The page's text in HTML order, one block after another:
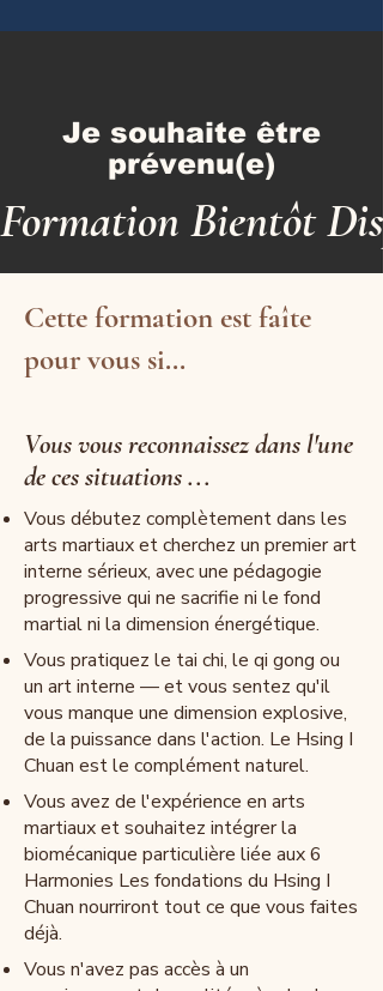
Je souhaite être
prévenu(e)
Formation Bientôt
Cette formation est faîte
pour vous si...
Vous vous reconnaissez dans l'une
de ces situations ...
Vous débutez complètement dans les
arts martiaux et cherchez un premier art
interne sérieux, avec une pédagogie
progressive qui ne sacrifie ni le fond
martial ni la dimension énergétique.
Vous pratiquez le tai chi, le qi gong ou
un art interne — et vous sentez qu'il
vous manque une dimension explosive,
de la puissance dans l'action. Le Hsing I
Chuan est le complément naturel.
Vous avez de l'expérience en arts
martiaux et souhaitez intégrer la
biomécanique particulière liée aux 6
Harmonies Les fondations du Hsing I
Chuan nourriront tout ce que vous faites
déjà.
Vous n'avez pas accès à un